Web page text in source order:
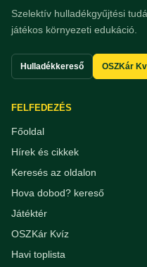
Szelektív hulladékgyűjtési
játékos környezeti edukáció.
Hulladékkereső OSZKár
FELFEDEZÉS
Főoldal
Hírek és cikkek
Keresés az oldalon
Hova dobod? kereső
Játéktér
OSZKár Kvíz
Havi toplista